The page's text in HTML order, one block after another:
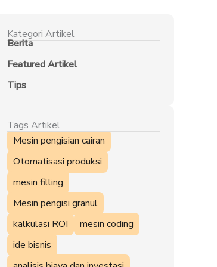
Kategori Artikel
Berita
Featured Artikel
Tips
Tags Artikel
Mesin pengisian cairan
Otomatisasi produksi
mesin filling
Mesin pengisi granul
kalkulasi ROI
mesin coding
ide bisnis